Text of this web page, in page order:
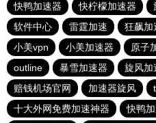
快鸭加速器
快柠檬加速器
软件中心
雷霆加速 狂飙加
小美vpn
小美加速器
原子
outline
暴雪加速器 旋风加
赔钱机场官网
加速器旋风
十大外网免费加速神器
快鸭